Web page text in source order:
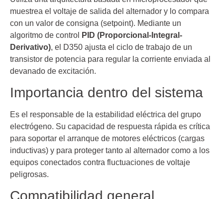
muestrea el voltaje de salida del alternador y lo compara
con un valor de consigna (setpoint). Mediante un
algoritmo de control
PID (Proporcional-Integral-
Derivativo), el D350 ajusta el ciclo de trabajo de un
transistor de potencia para regular la corriente enviada al
devanado de excitación.
Importancia dentro del sistema
Es el responsable de la estabilidad eléctrica del grupo
electrógeno. Su capacidad de respuesta rápida es crítica
para soportar el arranque de motores eléctricos (cargas
inductivas) y para proteger tanto al alternador como a los
equipos conectados contra fluctuaciones de voltaje
peligrosas.